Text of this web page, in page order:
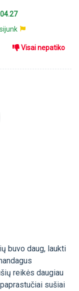
Visai nepatiko
buvo daug, laukti
reikės daugiau
sušiai